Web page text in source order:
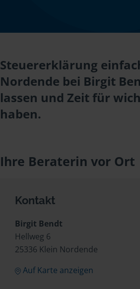
Steuererklärung
Nordende bei Birgit
lassen und Zeit für
haben.
Ihre Beraterin vor Ort
Kontakt
Birgit Bendt
Hellweg 6
25336 Klein Nordende
Auf Karte anzeigen